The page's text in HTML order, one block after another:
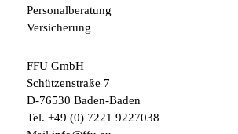
Personalberatung
Versicherung
FFU GmbH
Schützenstraße 7
D-76530 Baden-Baden
Tel. +49 (0) 7221 9227038